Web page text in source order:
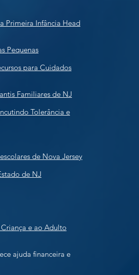
Primeira Infância Head
Pequenas
para Cuidados
Familiares de NJ
Tolerância e
de Nova Jersey
de NJ
e ao Adulto
ajuda financeira e